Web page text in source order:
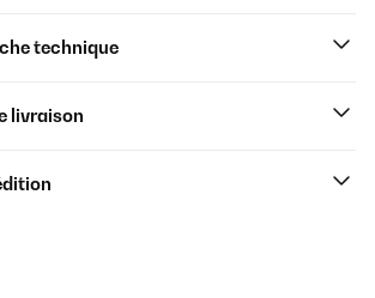
technique
livraison